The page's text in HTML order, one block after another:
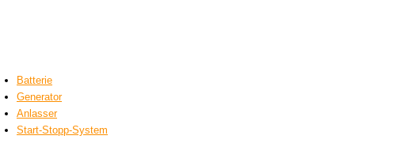
Batterie
Generator
Anlasser
Start-Stopp-System